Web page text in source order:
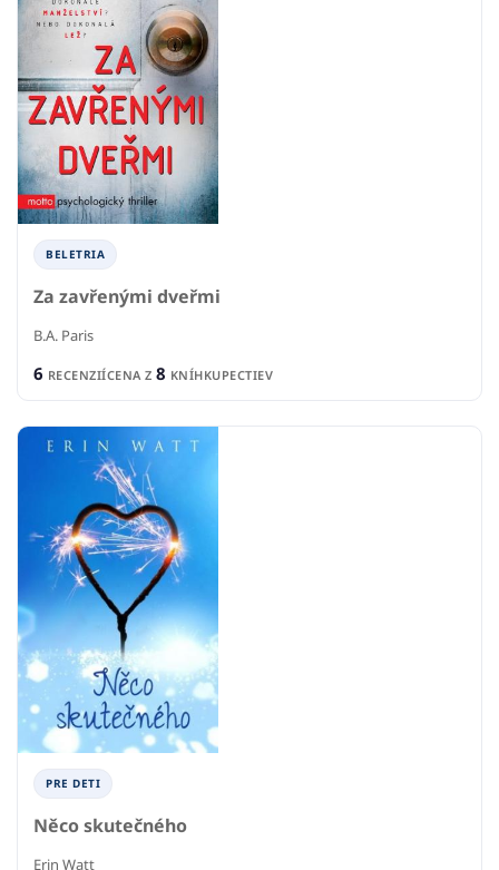
BELETRIA
Za zavřenými dveřmi
B.A. Paris
6 RECENZIÍCENA Z 8 KNÍHKUPECTIEV
PRE DETI
Něco skutečného
Erin Watt